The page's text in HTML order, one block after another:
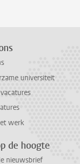
universiteit
werk
de hoogte
nieuwsbrief